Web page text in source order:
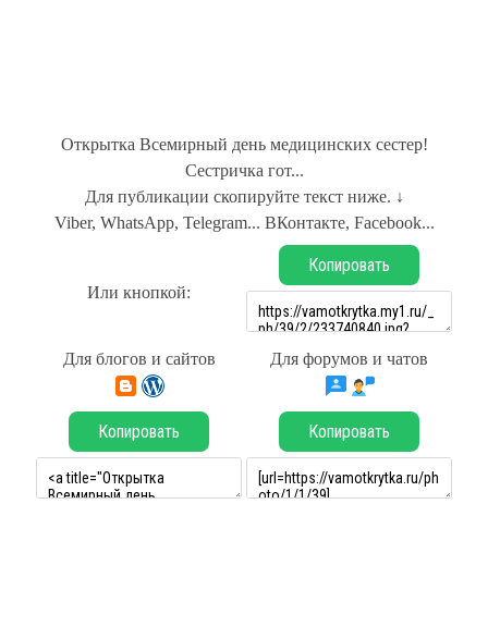
Открытка Всемирный день медицинских сестер!
Сестричка гот...
Для публикации скопируйте текст ниже. ↓
Viber, WhatsApp, Telegram... ВКонтакте, Facebook...
Или кнопкой:
Копировать
Для блогов и сайтов Для форумов и чатов
Копировать Копировать